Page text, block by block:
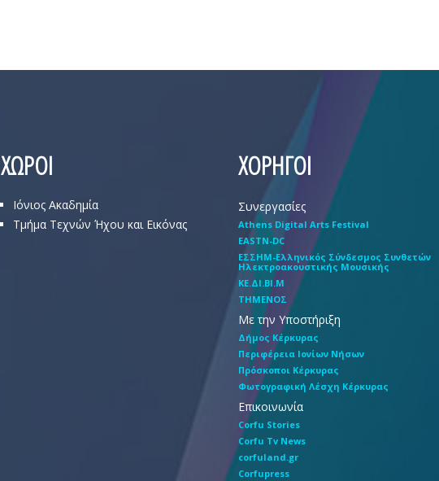
ΧΩΡΟΙ
Ιόνιος Ακαδημία
Τμήμα Τεχνών Ήχου και Εικόνας
ΧΟΡΗΓΟΙ
Συνεργασίες
Athens Digital Arts Festival
EASTN-DC
EΣΣHM-Eλληνικός Σύνδεσμος Συνθετών
Hλεκτροακουστικής Mουσικής
ΚΕ.ΔΙ.ΒΙ.Μ
ΤΗΜΕΝΟΣ
Με την Υποστήριξη
Δήμος Κέρκυρας
Περιφέρεια Ιονίων Νήσων
Πρόσκοποι Κέρκυρας
Φωτογραφική Λέσχη Κέρκυρας
Επικοινωνία
Corfu Stories
Corfu Tv News
corfuland.gr
Corfupress